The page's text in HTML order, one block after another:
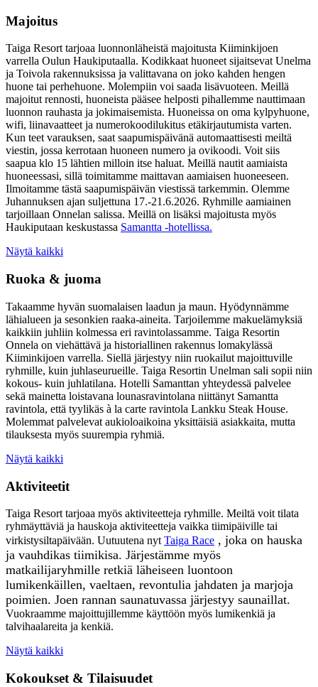
Majoitus
Taiga Resort tarjoaa luonnonläheistä majoitusta Kiiminkijoen
varrella Oulun Haukiputaalla. Kodikkaat huoneet sijaitsevat Unelma
ja Toivola rakennuksissa ja valittavana on joko kahden hengen
huone tai perhehuone. Molempiin voi saada lisävuoteen. Meillä
majoitut rennosti, huoneista pääsee helposti pihallemme nauttimaan
luonnon rauhasta ja jokimaisemista. Huoneissa on oma kylpyhuone,
wifi, liinavaatteet ja numerokoodilukitus etäkirjautumista varten.
Kun teet varauksen, saat saapumispäivänä automaattisesti meiltä
viestin, jossa kerrotaan huoneen numero ja ovikoodi. Voit siis
saapua klo 15 lähtien milloin itse haluat. Meillä nautit aamiaista
huoneessasi, sillä toimitamme maittavan aamiaisen huoneeseen.
Ilmoitamme tästä saapumispäivän viestissä tarkemmin. Olemme
Juhannuksen ajan suljettuna 17.-21.6.2026. Ryhmille aamiainen
tarjoillaan Onnelan salissa. Meillä on lisäksi majoitusta myös
Haukiputaan keskustassa Samantta -hotellissa.
Näytä kaikki
Ruoka & juoma
Takaamme hyvän suomalaisen laadun ja maun. Hyödynnämme
lähialueen ja sesonkien raaka-aineita. Tarjoilemme makuelämyksiä
kaikkiin juhliin kolmessa eri ravintolassamme. Taiga Resortin
Onnela on viehättävä ja historiallinen rakennus lomakylässä
Kiiminkijoen varrella. Siellä järjestyy niin ruokailut majoittuville
ryhmille, kuin juhlaseurueille. Taiga Resortin Unelman sali sopii niin
kokous- kuin juhlatilana. Hotelli Samanttan yhteydessä palvelee
sekä mainetta loistavana lounasravintolana niittänyt Samantta
ravintola, että tyylikäs à la carte ravintola Lankku Steak House.
Molemmat palvelevat aukioloaikoina yksittäisiä asiakkaita, mutta
tilauksesta myös suurempia ryhmiä.
Näytä kaikki
Aktiviteetit
Taiga Resort tarjoaa myös aktiviteetteja ryhmille. Meiltä voit tilata
ryhmäyttäviä ja hauskoja aktiviteetteja vaikka tiimipäiville tai
virkistysiltapäivään. Uutuutena nyt Taiga Race , joka on hauska
ja vauhdikas tiimikisa. Järjestämme myös
matkailijaryhmille retkiä läheiseen luontoon
lumikenkäillen, vaeltaen, revontulia jahdaten ja marjoja
poimien. Joen rannan saunatuvassa järjestyy saunaillat.
Vuokraamme majoittujillemme käyttöön myös lumikenkiä ja
talvihaalareita ja kenkiä.
Näytä kaikki
Kokoukset & Tilaisuudet